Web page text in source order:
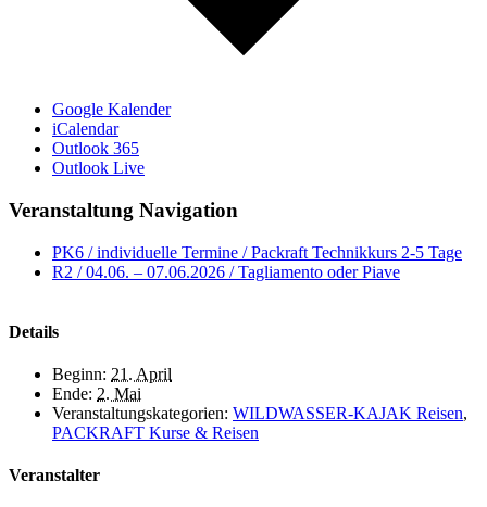
Google Kalender
iCalendar
Outlook 365
Outlook Live
Veranstaltung Navigation
PK6 / individuelle Termine / Packraft Technikkurs 2-5 Tage
R2 / 04.06. – 07.06.2026 / Tagliamento oder Piave
Details
Beginn: 21. April
Ende: 2. Mai
Veranstaltungskategorien: WILDWASSER-KAJAK Reisen,
PACKRAFT Kurse & Reisen
Veranstalter